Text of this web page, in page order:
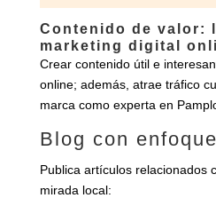
Contenido de valor:
marketing digital
Crear contenido útil e
online; además, atrae tráfico
marca como experta en
Blog con
Publica artículos relacionados
mirada local: